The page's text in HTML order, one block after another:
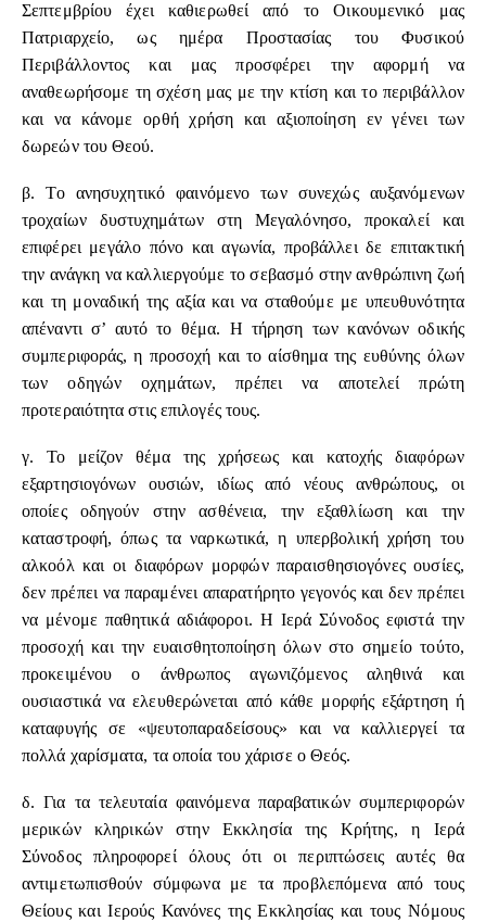
Σεπτεμβρίου έχει καθιερωθεί από το Οικουμενικό μας
Πατριαρχείο, ως ημέρα Προστασίας του Φυσικού
Περιβάλλοντος και μας προσφέρει την αφορμή να
αναθεωρήσομε τη σχέση μας με την κτίση και το περιβάλλον
και να κάνομε ορθή χρήση και αξιοποίηση εν γένει των
δωρεών του Θεού.
β. Το ανησυχητικό φαινόμενο των συνεχώς αυξανόμενων
τροχαίων δυστυχημάτων στη Μεγαλόνησο, προκαλεί και
επιφέρει μεγάλο πόνο και αγωνία, προβάλλει δε επιτακτική
την ανάγκη να καλλιεργούμε το σεβασμό στην ανθρώπινη ζωή
και τη μοναδική της αξία και να σταθούμε με υπευθυνότητα
απέναντι σ’ αυτό το θέμα. Η τήρηση των κανόνων οδικής
συμπεριφοράς, η προσοχή και το αίσθημα της ευθύνης όλων
των οδηγών οχημάτων, πρέπει να αποτελεί πρώτη
προτεραιότητα στις επιλογές τους.
γ. Το μείζον θέμα της χρήσεως και κατοχής διαφόρων
εξαρτησιογόνων ουσιών, ιδίως από νέους ανθρώπους, οι
οποίες οδηγούν στην ασθένεια, την εξαθλίωση και την
καταστροφή, όπως τα ναρκωτικά, η υπερβολική χρήση του
αλκοόλ και οι διαφόρων μορφών παραισθησιογόνες ουσίες,
δεν πρέπει να παραμένει απαρατήρητο γεγονός και δεν πρέπει
να μένομε παθητικά αδιάφοροι. Η Ιερά Σύνοδος εφιστά την
προσοχή και την ευαισθητοποίηση όλων στο σημείο τούτο,
προκειμένου ο άνθρωπος αγωνιζόμενος αληθινά και
ουσιαστικά να ελευθερώνεται από κάθε μορφής εξάρτηση ή
καταφυγής σε «ψευτοπαραδείσους» και να καλλιεργεί τα
πολλά χαρίσματα, τα οποία του χάρισε ο Θεός.
δ. Για τα τελευταία φαινόμενα παραβατικών συμπεριφορών
μερικών κληρικών στην Εκκλησία της Κρήτης, η Ιερά
Σύνοδος πληροφορεί όλους ότι οι περιπτώσεις αυτές θα
αντιμετωπισθούν σύμφωνα με τα προβλεπόμενα από τους
Θείους και Ιερούς Κανόνες της Εκκλησίας και τους Νόμους